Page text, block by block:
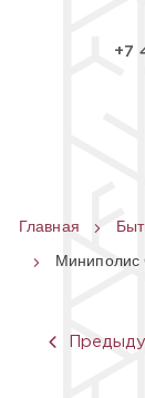
+7
Главная
Миниполис